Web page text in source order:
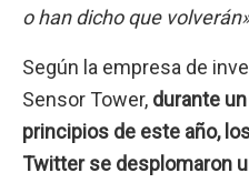
o han dicho que
Según la empresa de
Sensor Tower, durante
principios de este año,
Twitter se desplomaron